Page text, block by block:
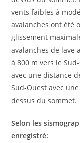
vents faibles à
avalanches ont été
glissement
avalanches de lave
à 800 m vers le
avec une distance
Sud-Ouest avec
dessus du sommet.
Selon les
enregistré: